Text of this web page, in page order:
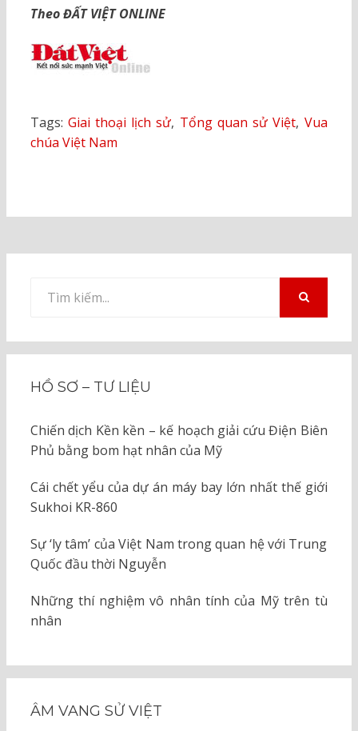
Theo ĐẤT VIỆT ONLINE
Tags: Giai thoại lịch sử, Tổng quan sử Việt, Vua
chúa Việt Nam
kiếm
HỒ SƠ – TƯ LIỆU
Chiến dịch Kền kền – kế hoạch giải cứu Điện Biên
Phủ bằng bom hạt nhân của Mỹ
Cái chết yểu của dự án máy bay lớn nhất thế giới
Sukhoi KR-860
Sự ‘ly tâm’ của Việt Nam trong quan hệ với Trung
Quốc đầu thời Nguyễn
Những thí nghiệm vô nhân tính của Mỹ trên tù
nhân
ÂM VANG SỬ VIỆT